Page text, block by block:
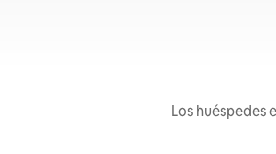
Los huéspedes